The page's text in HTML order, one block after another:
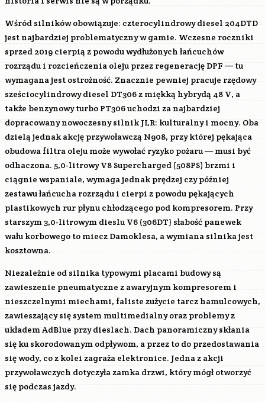
Wśród silników obowiązuje: czterocylindrowy diesel 204DTD
jest najbardziej problematyczny w gamie. Wczesne roczniki
sprzed 2019 cierpią z powodu wydłużonych łańcuchów
rozrządu i rozcieńczenia oleju przez regenerację DPF — tu
wymagana jest ostrożność. Znacznie pewniej pracuje rzędowy
sześciocylindrowy diesel DT306z miękką hybrydą 48 V, a
także benzynowy turbo PT306uchodzi za najbardziej
dopracowany nowoczesny silnik JLR: kulturalny i mocny. Oba
dzielą jednak akcję przywoławczą N908, przy której pękająca
obudowa filtra oleju może wywołać ryzyko pożaru — musi być
odhaczona. 5,0-litrowy V8 Supercharged (508PS) brzmi i
ciągnie wspaniale, wymaga jednak prędzej czy później
zestawu łańcucha rozrządu i cierpi z powodu pękających
plastikowych rur płynu chłodzącego pod kompresorem. Przy
starszym 3,0-litrowym dieslu V6 (306DT) słabość panewek
wału korbowego to miecz Damoklesa, a wymiana silnika jest
kosztowna.
Niezależnie od silnika typowymi placami budowy są
zawieszenie pneumatyczne z awaryjnym kompresorem i
nieszczelnymi miechami, faliste zużycie tarcz hamulcowych,
zawieszający się system multimedialny oraz problemy z
układem AdBlue przy dieslach. Dach panoramiczny skłania
się ku skorodowanym odpływom, a przez to do przedostawania
się wody, co z kolei zagraża elektronice. Jedna z akcji
przywoławczych dotyczyła zamka drzwi, który mógł otworzyć
się podczas jazdy.